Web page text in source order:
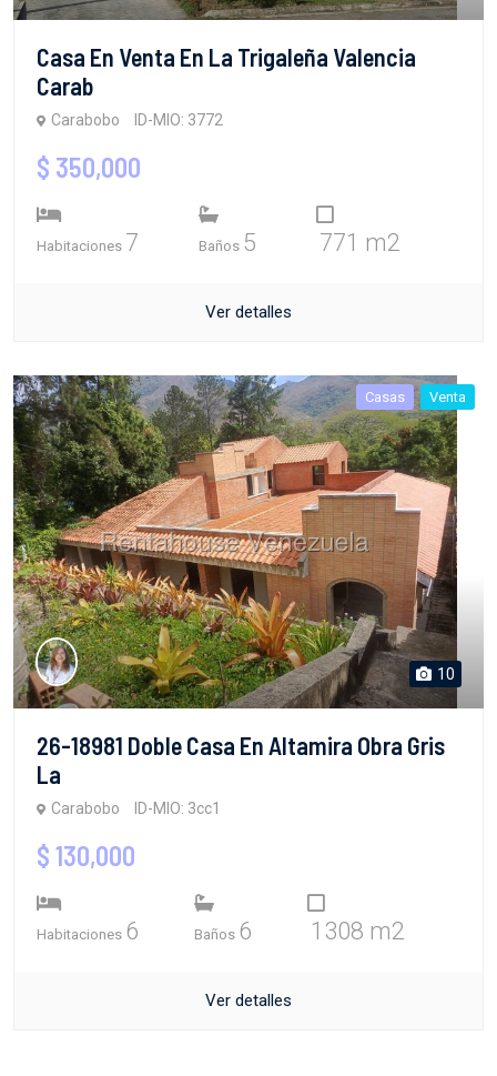
Casa En Venta En La Trigaleña Valencia
Carab
Carabobo ID-MIO: 3772
$ 350,000
Habitaciones 7 Baños 5 771 m2
Ver detalles
Casas Venta
10
26-18981 Doble Casa En Altamira Obra Gris
La
Carabobo ID-MIO: 3cc1
$ 130,000
Habitaciones 6 Baños 6 1308 m2
Ver detalles